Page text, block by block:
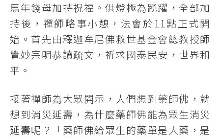
馬年錢母加持祝福。供燈極為踴躍，全部加
持後，禪師略事小憩，法會於11點正式開
始。首先由釋迦牟尼佛救世基金會總教授師
覺妙宗明恭讀疏文，祈求國泰民安，世界和
平。
接著禪師為大眾開示，人們想到藥師佛，就
想到消災延壽，為什麼藥師佛能為眾生消災
延壽呢？「藥師佛給眾生的藥單是大藥，是